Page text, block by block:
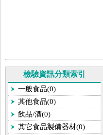
檢驗資訊分類索引
一般食品(0)
其他食品(0)
飲品/酒(0)
其它食品製備器材(0)